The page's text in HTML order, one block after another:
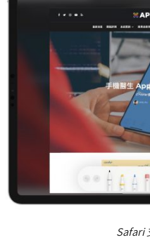
Safari